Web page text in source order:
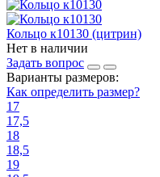
Кольцо к10130 (цитрин)
Нет в наличии
Задать вопрос
Варианты размеров:
Как определить размер?
17
17,5
18
18,5
19